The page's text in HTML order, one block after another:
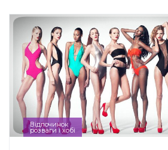
Відпочинок
розваги і хобі